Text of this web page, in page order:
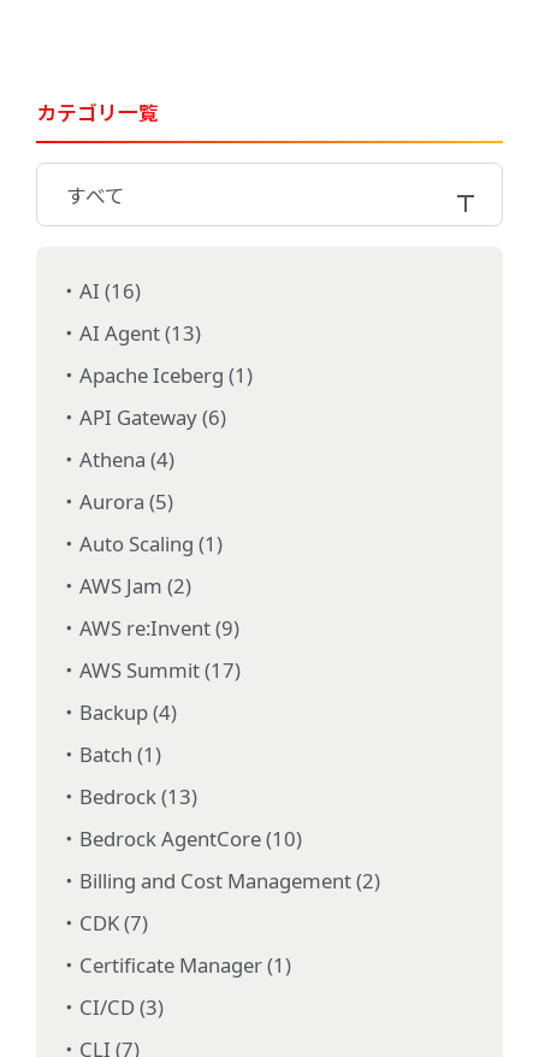
カテゴリ一覧
すべて
AI (16)
AI Agent (13)
Apache Iceberg (1)
API Gateway (6)
Athena (4)
Aurora (5)
Auto Scaling (1)
AWS Jam (2)
AWS re:Invent (9)
AWS Summit (17)
Backup (4)
Batch (1)
Bedrock (13)
Bedrock AgentCore (10)
Billing and Cost Management (2)
CDK (7)
Certificate Manager (1)
CI/CD (3)
CLI (7)